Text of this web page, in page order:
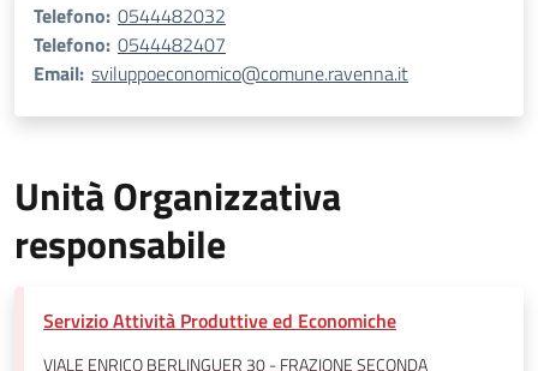
Telefono: 0544482032
Telefono: 0544482407
Email: sviluppoeconomico@comune.ravenna.it
Unità Organizzativa
responsabile
Servizio Attività Produttive ed Economiche
VIALE ENRICO BERLINGUER 30 - FRAZIONE SECONDA